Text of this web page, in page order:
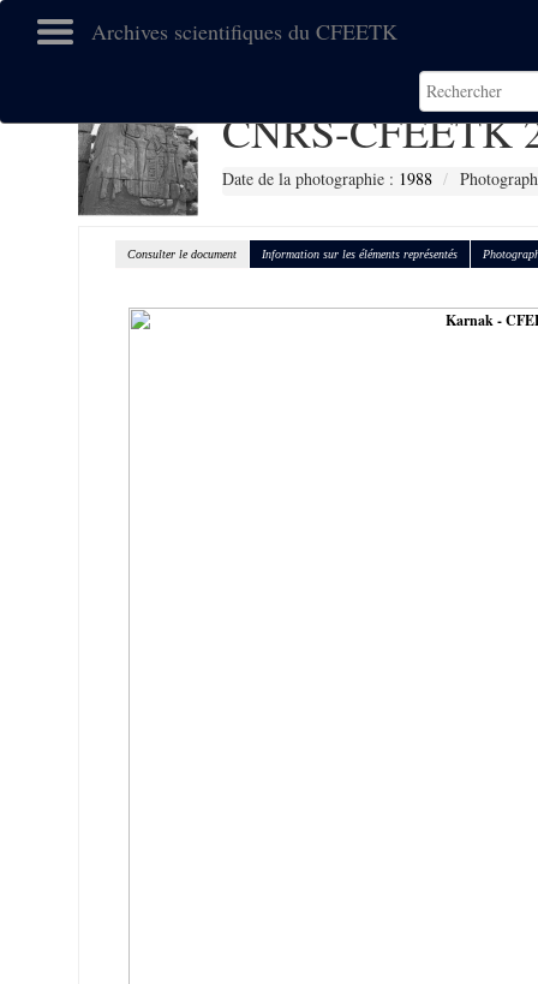
Archives scientifiques du CFEETK
CNRS-CFEETK
Date de la photographie : 1988
Consulter le document Information sur les éléments représentés